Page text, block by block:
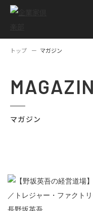
トップ マガジン
マガジン